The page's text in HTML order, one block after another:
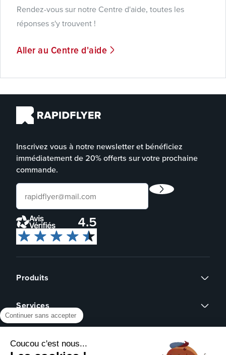
Rendez-vous sur notre Centre d'aide, toutes les
réponses s'y trouvent !
Aller au Centre d'aide
Inscrivez vous à notre newsletter et bénéficiez
immédiatement de 20% offerts sur votre prochaine
commande.
4.5
Produits
Cartes de visite
Affiches
Brochures
Éco-responsable
Services
Devis sur mesure
Revendeurs
Qui sommes-nous ?
Continuer sans accepter
Coucou c'est nous...